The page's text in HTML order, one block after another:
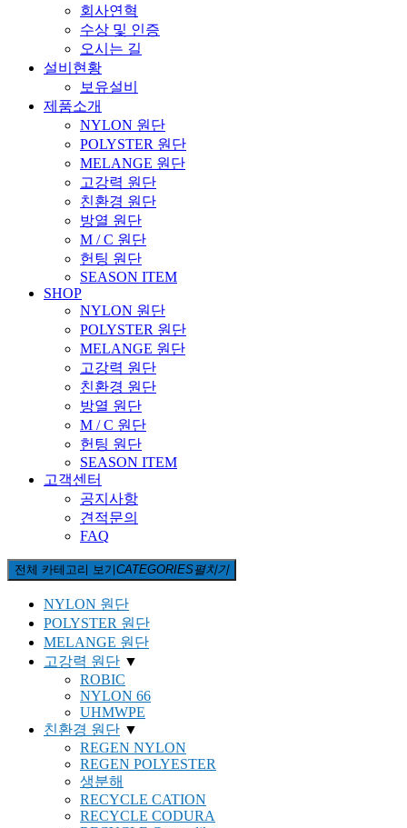
회사연혁
수상 및 인증
오시는 길
설비현황
보유설비
제품소개
NYLON 원단
POLYSTER 원단
MELANGE 원단
고강력 원단
친환경 원단
방열 원단
M / C 원단
헌팅 원단
SEASON ITEM
SHOP
NYLON 원단
POLYSTER 원단
MELANGE 원단
고강력 원단
친환경 원단
방열 원단
M / C 원단
헌팅 원단
SEASON ITEM
고객센터
공지사항
견적문의
FAQ
전체 카테고리 보기CATEGORIES펼치기
NYLON 원단
POLYSTER 원단
MELANGE 원단
고강력 원단 ▼
ROBIC
NYLON 66
UHMWPE
친환경 원단 ▼
REGEN NYLON
REGEN POLYESTER
생분해
RECYCLE CATION
RECYCLE CODURA